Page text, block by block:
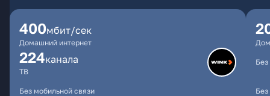
400мбит/сек
Домашний интернет
224каналa
ТВ
Без мобильной связи